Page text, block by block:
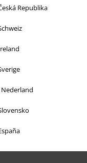
Republika
Nederland